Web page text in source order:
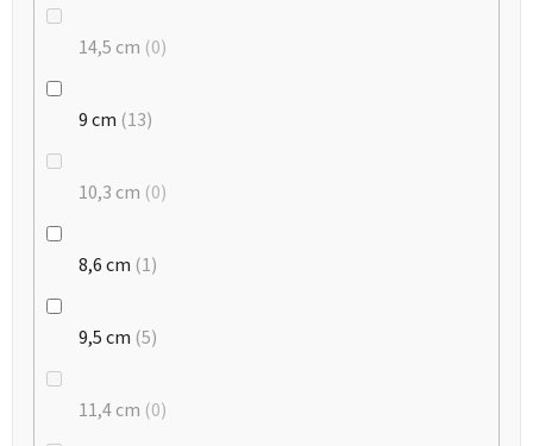
14,5 cm 0
9 cm 13
10,3 cm 0
8,6 cm 1
9,5 cm 5
11,4 cm 0